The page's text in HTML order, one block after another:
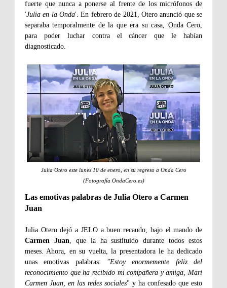
fuerte que nunca a ponerse al frente de los micrófonos de
'Julia en la Onda'. En febrero de 2021, Otero anunció que se
separaba temporalmente de la que era su casa, Onda Cero,
para poder luchar contra el cáncer que le habían
diagnosticado.
Julia Otero este lunes 10 de enero, en su regreso a Onda Cero
(Fotografía OndaCero.es)
Las emotivas palabras de Julia Otero a Carmen
Juan
Julia Otero dejó a JELO a buen recaudo, bajo el mando de
Carmen Juan, que la ha sustituido durante todos estos
meses. Ahora, en su vuelta, la presentadora le ha dedicado
unas emotivas palabras: "Estoy enormemente feliz del
reconocimiento que ha recibido mi compañera y amiga, Mari
Carmen Juan, en las redes sociales" y ha confesado que esto